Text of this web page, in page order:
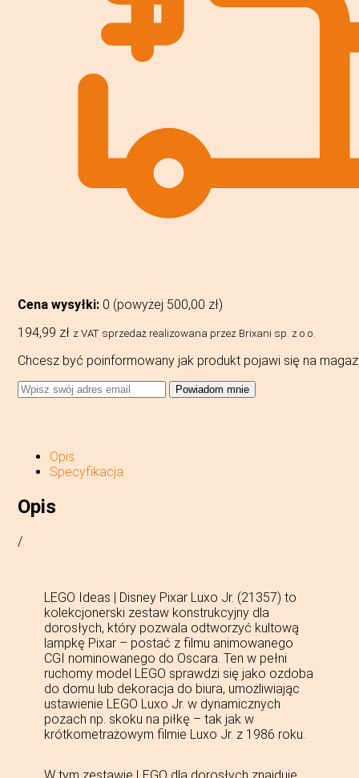
Cena wysyłki: 0 (powyżej 500,00 zł)
194,99 zł z VAT sprzedaż realizowana przez Brixani sp. z o.o.
Chcesz być poinformowany jak produkt pojawi się na
Powiadom mnie
Opis
Specyfikacja
Opis
/
LEGO Ideas | Disney Pixar Luxo Jr. (21357) to
kolekcjonerski zestaw konstrukcyjny dla
dorosłych, który pozwala odtworzyć kultową
lampkę Pixar – postać z filmu animowanego
CGI nominowanego do Oscara. Ten w pełni
ruchomy model LEGO sprawdzi się jako ozdoba
do domu lub dekoracja do biura, umożliwiając
ustawienie LEGO Luxo Jr. w dynamicznych
pozach np. skoku na piłkę – tak jak w
krótkometrażowym filmie Luxo Jr. z 1986 roku.